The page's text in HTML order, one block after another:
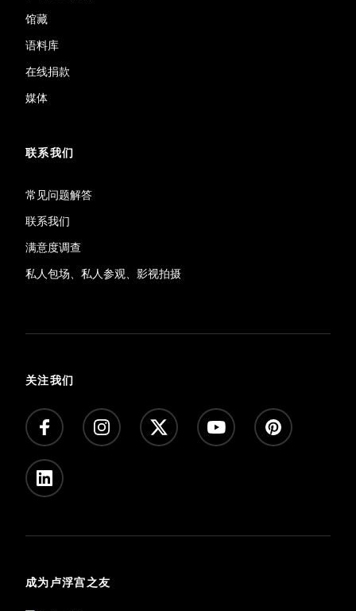
馆藏
语料库
在线捐款
媒体
联系我们
常见问题解答
联系我们
满意度调查
私人包场、私人参观、影视拍摄
关注我们
成为卢浮宫之友